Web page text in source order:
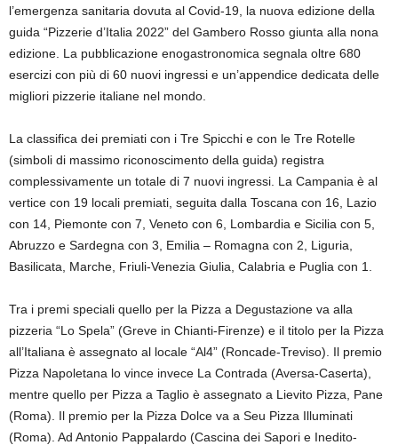
l’emergenza sanitaria dovuta al Covid-19, la nuova edizione della
guida “Pizzerie d’Italia 2022” del Gambero Rosso giunta alla nona
edizione. La pubblicazione enogastronomica segnala oltre 680
esercizi con più di 60 nuovi ingressi e un’appendice dedicata delle
migliori pizzerie italiane nel mondo.
La classifica dei premiati con i Tre Spicchi e con le Tre Rotelle
(simboli di massimo riconoscimento della guida) registra
complessivamente un totale di 7 nuovi ingressi. La Campania è al
vertice con 19 locali premiati, seguita dalla Toscana con 16, Lazio
con 14, Piemonte con 7, Veneto con 6, Lombardia e Sicilia con 5,
Abruzzo e Sardegna con 3, Emilia – Romagna con 2, Liguria,
Basilicata, Marche, Friuli-Venezia Giulia, Calabria e Puglia con 1.
Tra i premi speciali quello per la Pizza a Degustazione va alla
pizzeria “Lo Spela” (Greve in Chianti-Firenze) e il titolo per la Pizza
all’Italiana è assegnato al locale “Al4” (Roncade-Treviso). Il premio
Pizza Napoletana lo vince invece La Contrada (Aversa-Caserta),
mentre quello per Pizza a Taglio è assegnato a Lievito Pizza, Pane
(Roma). Il premio per la Pizza Dolce va a Seu Pizza Illuminati
(Roma). Ad Antonio Pappalardo (Cascina dei Sapori e Inedito-